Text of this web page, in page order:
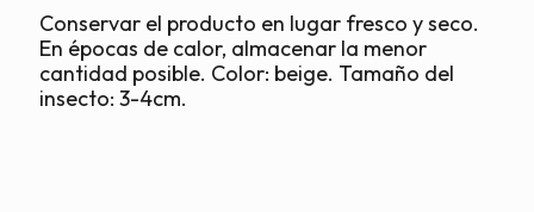
Conservar el producto en lugar fresco y seco.
En épocas de calor, almacenar la menor
cantidad posible. Color: beige. Tamaño del
insecto: 3-4cm.